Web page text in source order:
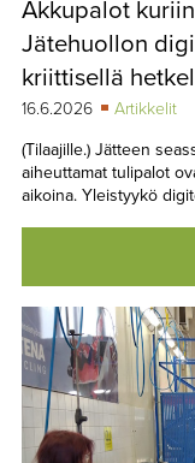
TAPAHTUMAT
YHTEYSTIEDOT
Akkupalot
Jätehuollon
kriittisellä
16.6.2026
Artikkelit
(Tilaajille.) Jätteen
aiheuttamat tulipalot
aikoina. Yleistyykö